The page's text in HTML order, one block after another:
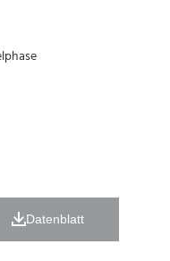
Datenblatt